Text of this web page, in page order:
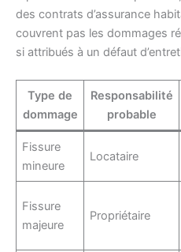
des contrats d’assurance
couvrent pas les dommages
si attribués à un défaut
Type de
dommage
Responsabilité
probable
Fissure
mineure
Locataire
Fissure
majeure
Propriétaire